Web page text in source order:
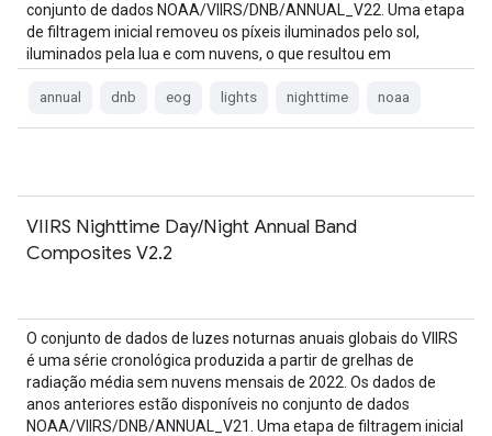
conjunto de dados NOAA/VIIRS/DNB/ANNUAL_V22. Uma etapa
de filtragem inicial removeu os píxeis iluminados pelo sol,
iluminados pela lua e com nuvens, o que resultou em
annual dnb eog lights nighttime noaa
VIIRS Nighttime Day/Night Annual Band
Composites V2.2
O conjunto de dados de luzes noturnas anuais globais do VIIRS
é uma série cronológica produzida a partir de grelhas de
radiação média sem nuvens mensais de 2022. Os dados de
anos anteriores estão disponíveis no conjunto de dados
NOAA/VIIRS/DNB/ANNUAL_V21. Uma etapa de filtragem inicial